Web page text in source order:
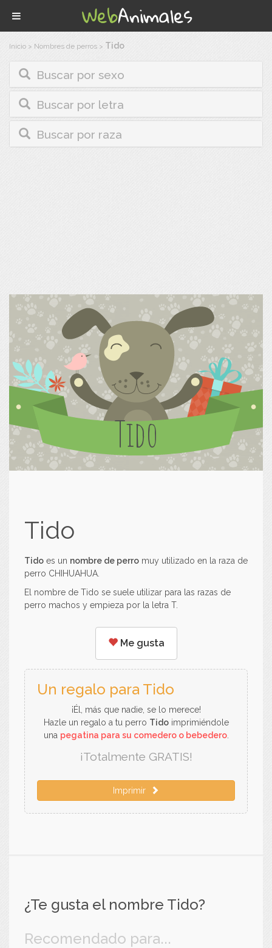
Inicio > Nombres de perros > Tido
Buscar por sexo
Buscar por letra
Buscar por raza
Tido
Tido
Tido es un nombre de perro muy utilizado en la raza de
perro CHIHUAHUA.
El nombre de Tido se suele utilizar para las razas de
perro machos y empieza por la letra T.
Me gusta
Un regalo para Tido
¡Él, más que nadie, se lo merece!
Hazle un regalo a tu perro Tidoimprimiéndole
una pegatina para su comedero o bebedero.
¡Totalmente GRATIS!
Imprimir
¿Te gusta el nombre Tido?
Recomendado para...